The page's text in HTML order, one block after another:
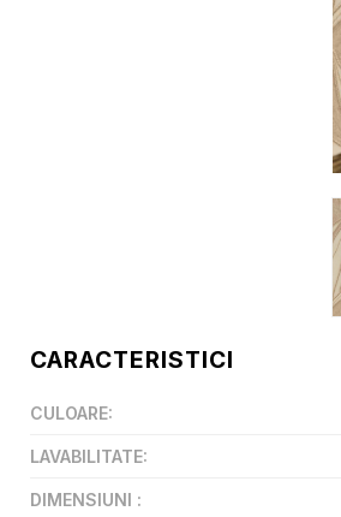
CARACTERISTICI
CULOARE:
LAVABILITATE:
DIMENSIUNI :